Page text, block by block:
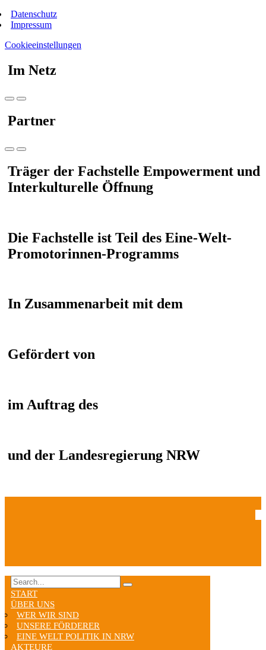
Datenschutz
Impressum
Cookieeinstellungen
Im Netz
Partner
Träger der Fachstelle Empowerment und
Interkulturelle Öffnung
Die Fachstelle ist Teil des Eine-Welt-
Promotorinnen-Programms
In Zusammenarbeit mit dem
Gefördert von
im Auftrag des
und der Landesregierung NRW
START
ÜBER UNS
WER WIR SIND
UNSERE FÖRDERER
EINE WELT POLITIK IN NRW
AKTEURE